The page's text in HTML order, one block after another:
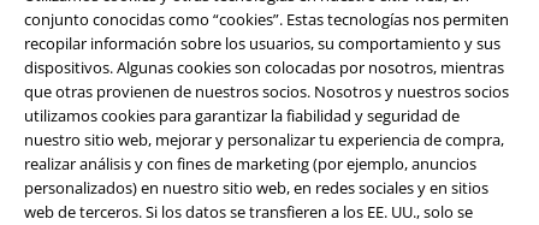
conjunto conocidas como “cookies”. Estas tecnologías nos permiten
recopilar información sobre los usuarios, su comportamiento y sus
dispositivos. Algunas cookies son colocadas por nosotros, mientras
que otras provienen de nuestros socios. Nosotros y nuestros socios
utilizamos cookies para garantizar la fiabilidad y seguridad de
nuestro sitio web, mejorar y personalizar tu experiencia de compra,
realizar análisis y con fines de marketing (por ejemplo, anuncios
personalizados) en nuestro sitio web, en redes sociales y en sitios
web de terceros. Si los datos se transfieren a los EE. UU., solo se
Legal